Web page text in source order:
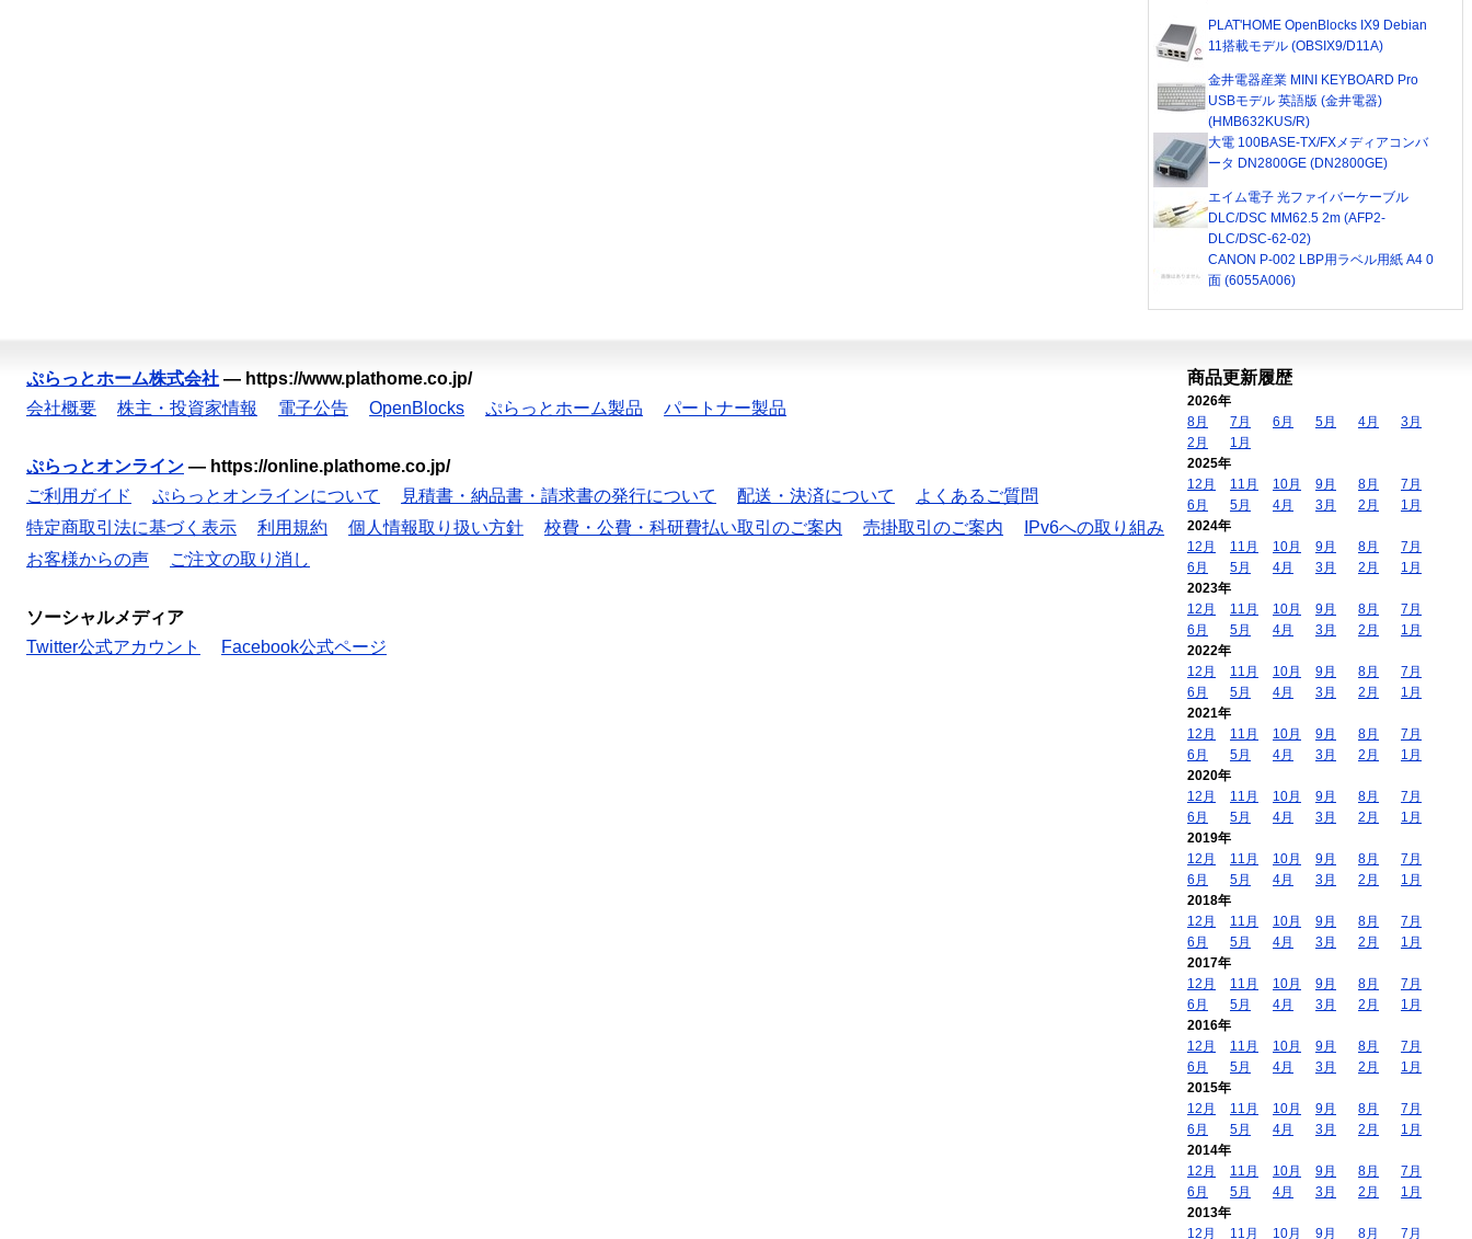
PLAT'HOME OpenBlocks IX9 Debian
11搭載モデル (OBSIX9/D11A)
金井電器産業 MINI KEYBOARD Pro
USBモデル 英語版 (金井電器)
(HMB632KUS/R)
大電 100BASE-TX/FXメディアコンバ
ータ DN2800GE (DN2800GE)
エイム電子 光ファイバーケーブル
DLC/DSC MM62.5 2m (AFP2-
DLC/DSC-62-02)
CANON P-002 LBP用ラベル用紙 A4 0
面 (6055A006)
ぷらっとホーム株式会社 — https://www.plathome.co.jp/
会社概要
株主・投資家情報 電子公告 OpenBlocks ぷらっとホーム製品 パートナー製品
ぷらっとオンライン — https://online.plathome.co.jp/
ご利用ガイド
ぷらっとオンラインについて 見積書・納品書・請求書の発行について 配送・決済について
よくあるご質問
特定商取引法に基づく表示
利用規約 個人情報取り扱い方針 校費・公費・科研費払い取引のご案内 売掛取引のご案内
IPv6への取り組み
お客様からの声
ご注文の取り消し
ソーシャルメディア
Twitter公式アカウント
Facebook公式ページ
商品更新履歴
2026年
8月
7月 6月 5月 4月
3月
2月
1月
2025年
12月
11月 10月 9月 8月
7月
6月
5月 4月 3月 2月
1月
2024年
12月
11月 10月 9月 8月
7月
6月
5月 4月 3月 2月
1月
2023年
12月
11月 10月 9月 8月
7月
6月
5月 4月 3月 2月
1月
2022年
12月
11月 10月 9月 8月
7月
6月
5月 4月 3月 2月
1月
2021年
12月
11月 10月 9月 8月
7月
6月
5月 4月 3月 2月
1月
2020年
12月
11月 10月 9月 8月
7月
6月
5月 4月 3月 2月
1月
2019年
12月
11月 10月 9月 8月
7月
6月
5月 4月 3月 2月
1月
2018年
12月
11月 10月 9月 8月
7月
6月
5月 4月 3月 2月
1月
2017年
12月
11月 10月 9月 8月
7月
6月
5月 4月 3月 2月
1月
2016年
12月
11月 10月 9月 8月
7月
6月
5月 4月 3月 2月
1月
2015年
12月
11月 10月 9月 8月
7月
6月
5月 4月 3月 2月
1月
2014年
12月
11月 10月 9月 8月
7月
6月
5月 4月 3月 2月
1月
2013年
12月
11月 10月 9月 8月 7月